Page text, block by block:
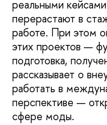
реальными
перерастают в
работе. При этом
этих проектов —
подготовка,
рассказывает о
работать в
перспективе —
сфере моды.